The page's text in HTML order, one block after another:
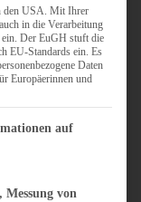
BACKEN
& QUICHES
den USA. Mit Ihrer
in die Verarbeitung
Der EuGH stuft die
EU-Standards ein. Es
Daten
Europäerinnen und
Transparency and Consent
auf
von